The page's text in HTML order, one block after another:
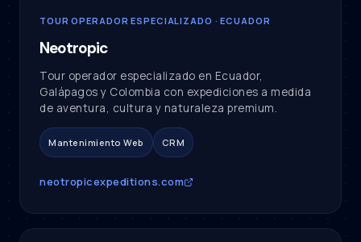
TOUR OPERADOR ESPECIALIZADO · ECUADOR
Neotropic
Tour operador especializado en Ecuador,
Galápagos y Colombia con expediciones a medida
de aventura, cultura y naturaleza premium.
Mantenimiento Web CRM
neotropicexpeditions.com